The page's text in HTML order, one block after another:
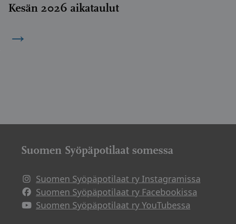
Kesän 2026 aikataulut
→
Suomen Syöpäpotilaat somessa
Suomen Syöpäpotilaat ry Instagramissa
Suomen Syöpäpotilaat ry Facebookissa
Suomen Syöpäpotilaat ry YouTubessa